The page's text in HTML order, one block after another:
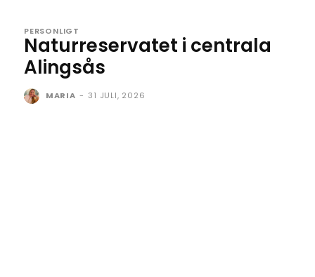
PERSONLIGT
Naturreservatet i centrala
Alingsås
MARIA - 31 JULI, 2026